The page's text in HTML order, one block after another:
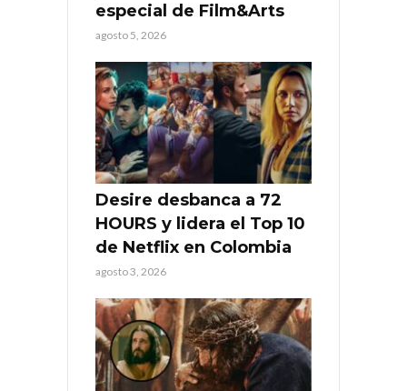
especial de Film&Arts
agosto 5, 2026
Desire desbanca a 72
HOURS y lidera el Top 10
de Netflix en Colombia
agosto 3, 2026